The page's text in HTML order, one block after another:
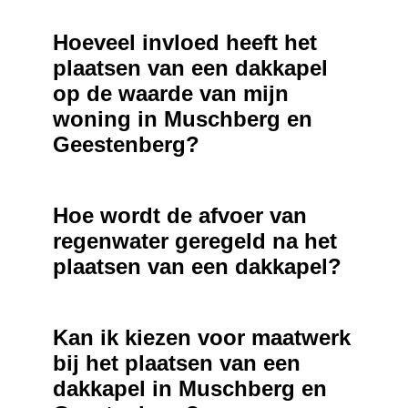
Hoeveel invloed heeft het
plaatsen van een dakkapel
op de waarde van mijn
woning in Muschberg en
Geestenberg?
Hoe wordt de afvoer van
regenwater geregeld na het
plaatsen van een dakkapel?
Kan ik kiezen voor maatwerk
bij het plaatsen van een
dakkapel in Muschberg en